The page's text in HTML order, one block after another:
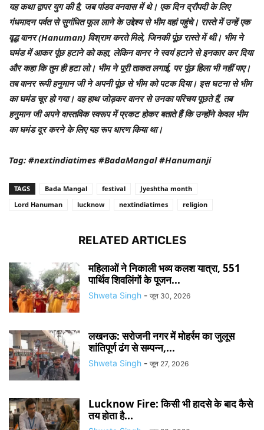
यह कथा द्वापर युग की है, जब पांडव वनवास में थे। एक दिन द्रौपदी के लिए
गंधमादन पर्वत से सुगंधित फूल लाने के उद्देश्य से भीम वहां पहुंचे। रास्ते में उन्हें एक
वृद्ध वानर (Hanuman) विश्राम करते मिले, जिनकी पूंछ रास्ते में थी। भीम ने
घमंड में आकर पूंछ हटाने को कहा, लेकिन वानर ने स्वयं हटाने से इनकार कर दिया
और कहा कि तुम ही हटा लो। भीम ने पूरी ताकत लगाई, पर पूंछ हिला भी नहीं पाए।
तब वानर रूपी हनुमान जी ने अपनी पूंछ से भीम को पटक दिया। इस घटना से भीम
का घमंड चूर हो गया। वह हाथ जोड़कर वानर से उनका परिचय पूछते हैं, तब
हनुमान जी अपने वास्तविक स्वरूप में प्रकट होकर बताते हैं कि उन्होंने केवल भीम
का घमंड दूर करने के लिए यह रूप धारण किया था।
Tag: #nextindiatimes #BadaMangal #Hanumanji
TAGS Bada Mangal festival
Jyeshtha month
Lord Hanuman
lucknow nextindiatimes religion
RELATED ARTICLES
महिलाओं ने निकाली भव्य कलश यात्रा, 551
पार्थिव शिवलिंगों के पूजन...
Shweta Singh - जून 30, 2026
लखनऊ: सरोजनी नगर में मोहर्रम का जुलूस
शांतिपूर्ण ढंग से सम्पन्न,...
Shweta Singh - जून 27, 2026
Lucknow Fire: किसी भी हादसे के बाद कैसे
तय होता है...